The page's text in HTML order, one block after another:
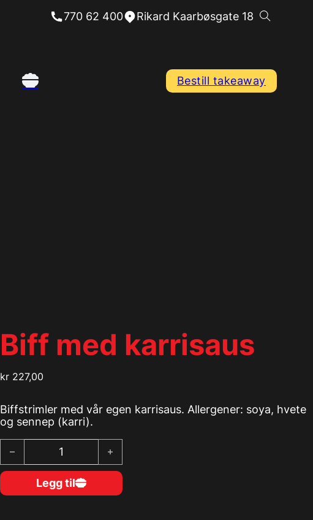
770 62 400 Rikard Kaarbøsgate 18
Bestill takeaway
Biff med karrisaus
kr 227,00
Biffstrimler med vår egen karrisaus. Allergener: soya, hvete
og sennep (karri).
Legg til